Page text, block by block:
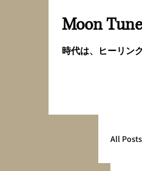
Moon
時代は、ヒーリン
All Posts